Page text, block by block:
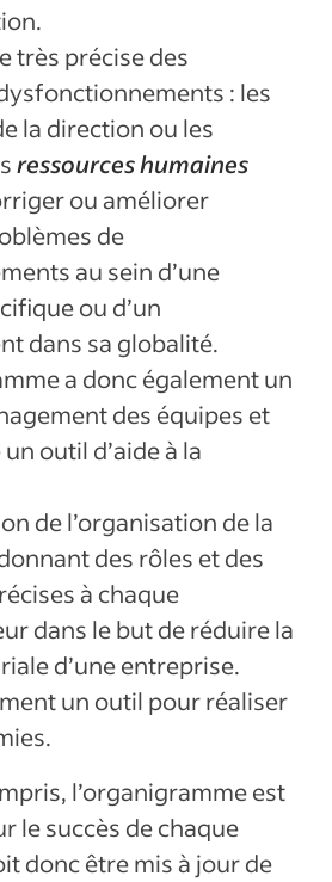
très précise des
: les
la direction ou les
ressources humaines
ou améliorer
de
au sein d’une
ou d’un
dans sa globalité.
a donc également un
des équipes et
outil d’aide à la
de l’organisation de la
des rôles et des
à chaque
dans le but de réduire la
d’une entreprise.
un outil pour réaliser
l’organigramme est
le succès de chaque
donc être mis à jour de